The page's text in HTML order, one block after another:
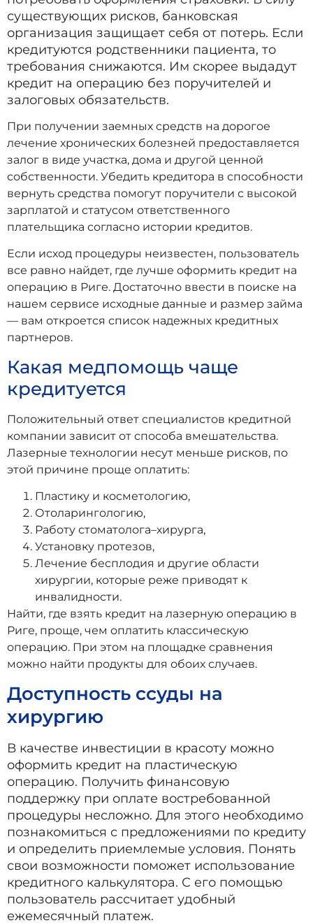
существующих рисков, банковская
организация защищает себя от потерь. Если
кредитуются родственники пациента, то
требования снижаются. Им скорее выдадут
кредит на операцию без поручителей и
залоговых обязательств.
При получении заемных средств на дорогое
лечение хронических болезней предоставляется
залог в виде участка, дома и другой ценной
собственности. Убедить кредитора в способности
вернуть средства помогут поручители с высокой
зарплатой и статусом ответственного
плательщика согласно истории кредитов.
Если исход процедуры неизвестен, пользователь
все равно найдет, где лучше оформить кредит на
операцию в Риге. Достаточно ввести в поиске на
нашем сервисе исходные данные и размер займа
— вам откроется список надежных кредитных
партнеров.
Какая медпомощь чаще
кредитуется
Положительный ответ специалистов кредитной
компании зависит от способа вмешательства.
Лазерные технологии несут меньше рисков, по
этой причине проще оплатить:
Пластику и косметологию,
Отоларингологию,
Работу стоматолога–хирурга,
Установку протезов,
Лечение бесплодия и другие области
хирургии, которые реже приводят к
инвалидности.
Найти, где взять кредит на лазерную операцию в
Риге, проще, чем оплатить классическую
операцию. При этом на площадке сравнения
можно найти продукты для обоих случаев.
Доступность ссуды на
хирургию
В качестве инвестиции в красоту можно
оформить кредит на пластическую
операцию. Получить финансовую
поддержку при оплате востребованной
процедуры несложно. Для этого необходимо
познакомиться с предложениями по кредиту
и определить приемлемые условия. Понять
свои возможности поможет использование
кредитного калькулятора. С его помощью
пользователь рассчитает удобный
ежемесячный платеж.